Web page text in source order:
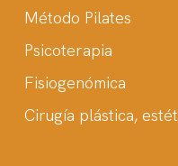
Método Pilates
Psicoterapia
Fisiogenómica
Cirugía plástica,